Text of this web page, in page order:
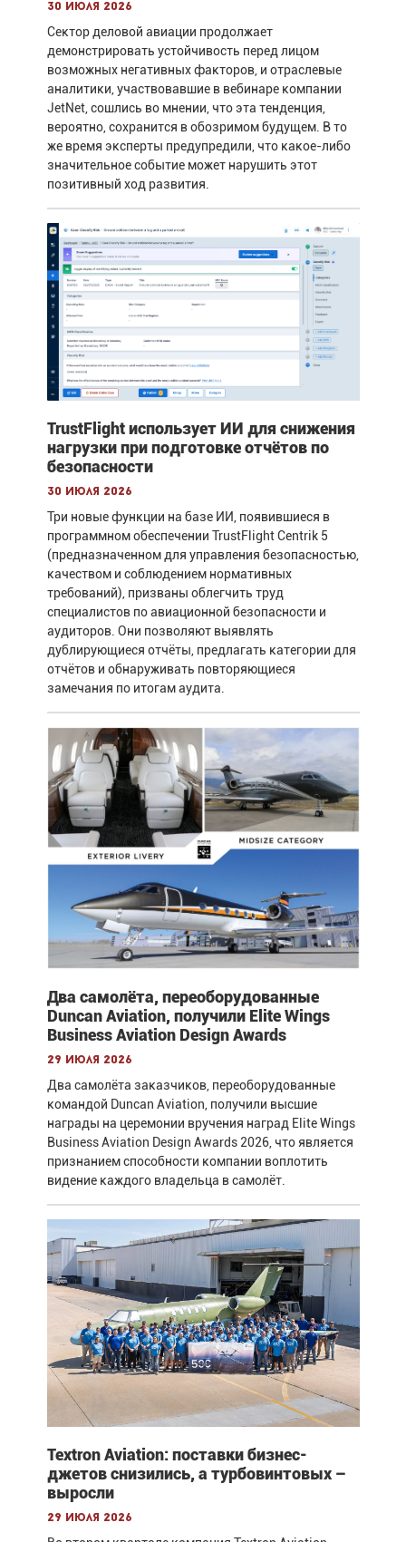
30 июля 2026
Сектор деловой авиации продолжает
демонстрировать устойчивость перед лицом
возможных негативных факторов, и отраслевые
аналитики, участвовавшие в вебинаре компании
JetNet, сошлись во мнении, что эта тенденция,
вероятно, сохранится в обозримом будущем. В то
же время эксперты предупредили, что какое-либо
значительное событие может нарушить этот
позитивный ход развития.
TrustFlight использует ИИ для снижения
нагрузки при подготовке отчётов по
безопасности
30 июля 2026
Три новые функции на базе ИИ, появившиеся в
программном обеспечении TrustFlight Centrik 5
(предназначенном для управления безопасностью,
качеством и соблюдением нормативных
требований), призваны облегчить труд
специалистов по авиационной безопасности и
аудиторов. Они позволяют выявлять
дублирующиеся отчёты, предлагать категории для
отчётов и обнаруживать повторяющиеся
замечания по итогам аудита.
Два самолёта, переоборудованные
Duncan Aviation, получили Elite Wings
Business Aviation Design Awards
29 июля 2026
Два самолёта заказчиков, переоборудованные
командой Duncan Aviation, получили высшие
награды на церемонии вручения наград Elite Wings
Business Aviation Design Awards 2026, что является
признанием способности компании воплотить
видение каждого владельца в самолёт.
Textron Aviation: поставки бизнес-
джетов снизились, а турбовинтовых –
выросли
29 июля 2026